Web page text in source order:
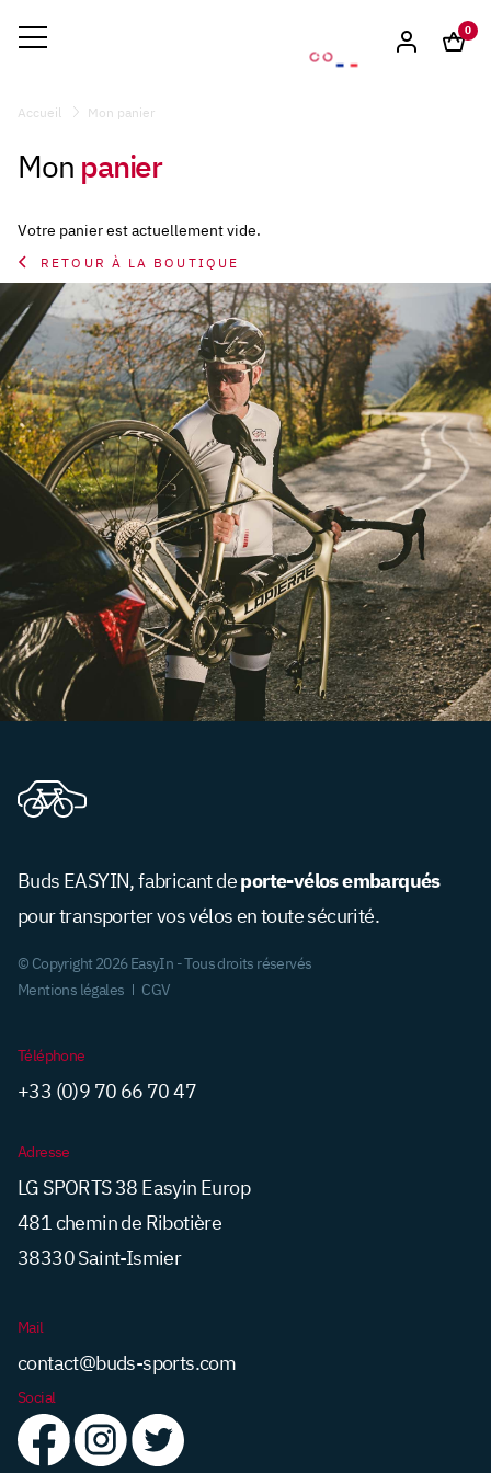
0
Accueil Mon panier
Mon panier
Votre panier est actuellement vide.
RETOUR À LA BOUTIQUE
Buds EASYIN, fabricant deporte-vélos embarqués
pour transporter vos vélos en toute sécurité.
© Copyright 2026 EasyIn - Tous droits réservés
Mentions légales
CGV
Téléphone
+33 (0)9 70 66 70 47
Adresse
LG SPORTS 38 Easyin Europ
481 chemin de Ribotière
38330 Saint-Ismier
Mail
contact@buds-sports.com
Social